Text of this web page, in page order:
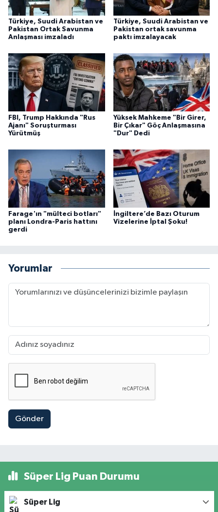
Türkiye, Suudi Arabistan ve
Pakistan Ortak Savunma
Anlaşması imzaladı
Türkiye, Suudi Arabistan ve
Pakistan ortak savunma
paktı imzalayacak
FBI, Trump Hakkında "Rus
Ajanı" Soruşturması
Yürütmüş
Yüksek Mahkeme "Bir Girer,
Bir Çıkar" Göç Anlaşmasına
"Dur" Dedi
Farage'ın "mülteci botları"
planı Londra-Paris hattını
gerdi
İngiltere’de Bazı Oturum
Vizelerine İptal Şoku!
Yorumlar
Gönder
Süper Lig Puan Durumu
Süper Lig